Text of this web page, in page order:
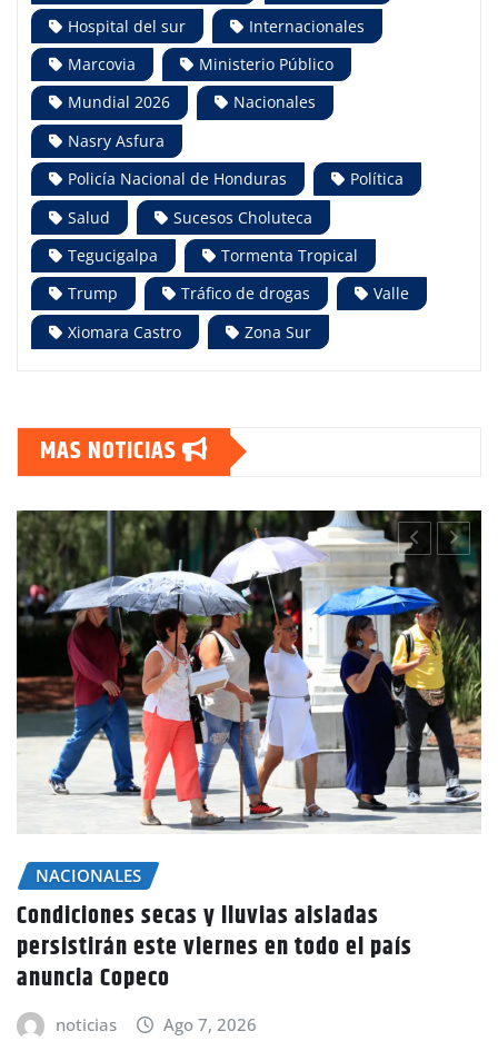
Hospital del sur
Internacionales
Marcovia
Ministerio Público
Mundial 2026
Nacionales
Nasry Asfura
Policía Nacional de Honduras
Política
Salud
Sucesos Choluteca
Tegucigalpa
Tormenta Tropical
Trump
Tráfico de drogas
Valle
Xiomara Castro
Zona Sur
MAS NOTICIAS
NACIONALES
Condiciones secas y lluvias aisladas
persistirán este viernes en todo el país
anuncia Copeco
noticias Ago 7, 2026